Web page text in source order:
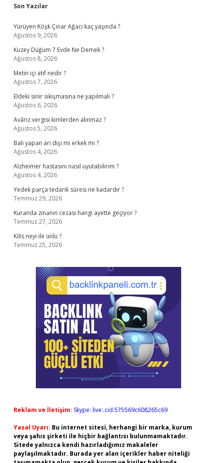
Sidebar
Son Yazılar
Yürüyen Köşk Çınar Ağacı kaç yaşında ?
Ağustos 9, 2026
Kuzey Düğüm 7 Evde Ne Demek ?
Ağustos 8, 2026
Metin içi atıf nedir ?
Ağustos 7, 2026
Eldeki sinir sıkışmasına ne yapılmalı ?
Ağustos 6, 2026
Avârız vergisi kimlerden alınmaz ?
Ağustos 5, 2026
Balı yapan arı dişi mi erkek mi ?
Ağustos 4, 2026
Alzheimer hastasını nasıl uyutabilirim ?
Ağustos 4, 2026
Yedek parça tedarik süresi ne kadardır ?
Temmuz 29, 2026
Kuranda zinanın cezası hangi ayette geçiyor ?
Temmuz 27, 2026
Kilis neyi ile ünlü ?
Temmuz 25, 2026
Reklam ve İletişim: Skype: live:.cid.575569c608265c69
Yasal Uyarı: Bu internet sitesi, herhangi bir marka, kurum
veya şahıs şirketi ile hiçbir bağlantısı bulunmamaktadır.
Sitede yalnızca kendi hazırladığımız makaleler
paylaşılmaktadır. Burada yer alan içerikler haber niteliği